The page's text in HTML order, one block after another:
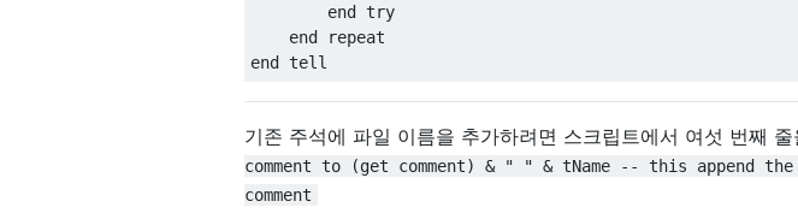
end try
end repeat
end tell
기존 주석에 파일 이름을 추가하려면 스크립트에서 여섯 번째
comment to (get comment) & " " & tName -- this append
comment